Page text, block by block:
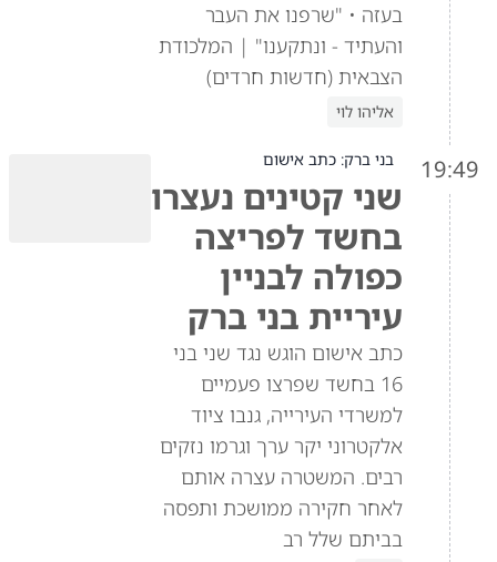
בעזה • "שרפנו את העבר
והעתיד - ונתקענו" | המלכודת
הצבאית (חדשות חרדים)
אליהו לוי
19:49 בני ברק: כתב אישום
שני קטינים נעצרו
בחשד לפריצה
כפולה לבניין
עיריית בני ברק
כתב אישום הוגש נגד שני בני
16 בחשד שפרצו פעמיים
למשרדי העירייה, גנבו ציוד
אלקטרוני יקר ערך וגרמו נזקים
רבים. המשטרה עצרה אותם
לאחר חקירה ממושכת ותפסה
בביתם שלל רב